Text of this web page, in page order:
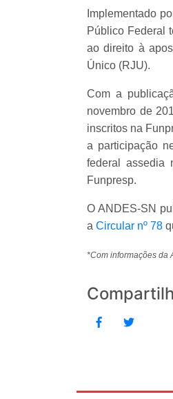
Implementado
Público Federal
ao direito à
Único (RJU).
Com a
novembro de
inscritos na
a participação
federal assedia
Funpresp.
O ANDES-SN
a Circular nº 78
*Com informações da